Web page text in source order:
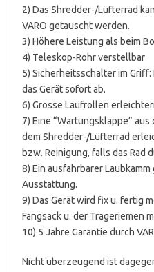
2) Das Shredder-/Lüfterrad
VARO getauscht werden.
3) Höhere Leistung als beim
4) Teleskop-Rohr verstellbar
5) Sicherheitsschalter im
das Gerät sofort ab.
6) Grosse Laufrollen
7) Eine “Wartungsklappe”
dem Shredder-/Lüfterrad
bzw. Reinigung, falls das Rad
8) Ein ausfahrbarer
Ausstattung.
9) Das Gerät wird fix u. fertig
Fangsack u. der Trageriemen
10) 5 Jahre Garantie durch
Nicht überzeugend ist